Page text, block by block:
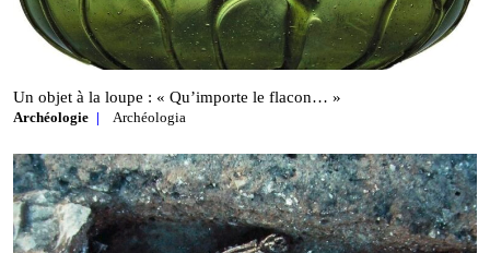
Un objet à la loupe : « Qu’importe le flacon… »
Archéologie Archéologia